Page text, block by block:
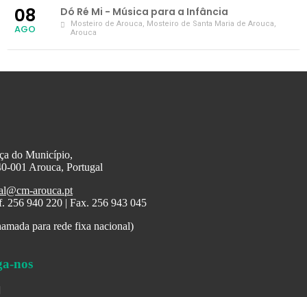
08
AGO
Dó Ré Mi - Música para a Infância
Mosteiro de Arouca, Mosteiro de Santa Maria de Arouca,
Arouca
do Município,
001 Arouca, Portugal
arouca.pt
256 940 220 | Fax. 256 943 045
para rede fixa nacional)
nos